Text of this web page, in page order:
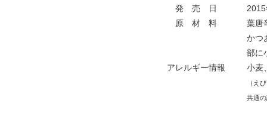
発 売 日
2015
原 材 料
葉唐
かつ
部に
アレルギー情報
小麦
（え
共通の